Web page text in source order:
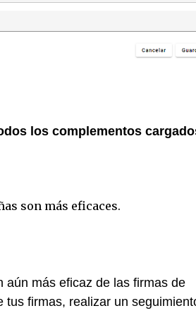
los complementos
son más eficaces.
aún más eficaz de las firmas de
tus firmas, realizar un